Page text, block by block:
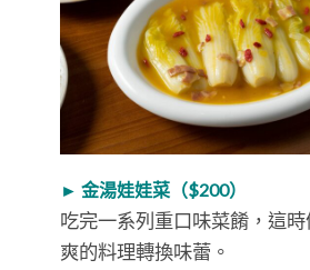
► 金湯娃娃菜（$200）
吃完一系列重口味菜餚，這
爽的料理轉換味蕾。